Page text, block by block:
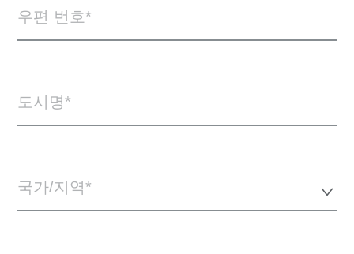
우편 번호
도시명
국가/지역*